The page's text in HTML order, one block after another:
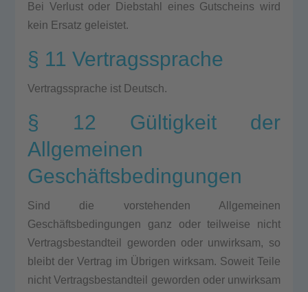
Bei Ver­lust oder Dieb­stahl eines Gut­scheins wird
kein Ersatz geleis­tet.
§ 11 Vertragssprache
Ver­trags­spra­che ist Deutsch.
§ 12 Gültigkeit der
Allgemeinen
Geschäftsbedingungen
Sind die vor­ste­hen­den All­ge­mei­nen
Geschäftsbedingungen ganz oder teil­wei­se nicht
Ver­trags­be­stand­teil gewor­den oder unwirk­sam, so
bleibt der Ver­trag im Übrigen wirk­sam. Soweit Tei­le
nicht Ver­trags­be­stand­teil gewor­den oder unwirk­sam